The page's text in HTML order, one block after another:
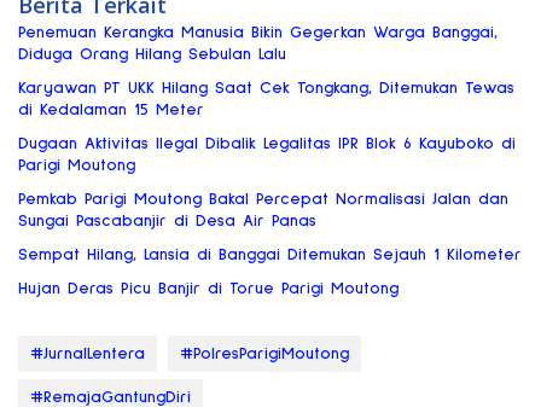
Penemuan Kerangka Manusia Bikin Gegerkan Warga Banggai,
Diduga Orang Hilang Sebulan Lalu
Karyawan PT UKK Hilang Saat Cek Tongkang, Ditemukan Tewas
di Kedalaman 15 Meter
Dugaan Aktivitas Ilegal Dibalik Legalitas IPR Blok 6 Kayuboko di
Parigi Moutong
Pemkab Parigi Moutong Bakal Percepat Normalisasi Jalan dan
Sungai Pascabanjir di Desa Air Panas
Sempat Hilang, Lansia di Banggai Ditemukan Sejauh 1 Kilometer
Hujan Deras Picu Banjir di Torue Parigi Moutong
#JurnalLentera #PolresParigiMoutong
#RemajaGantungDiri